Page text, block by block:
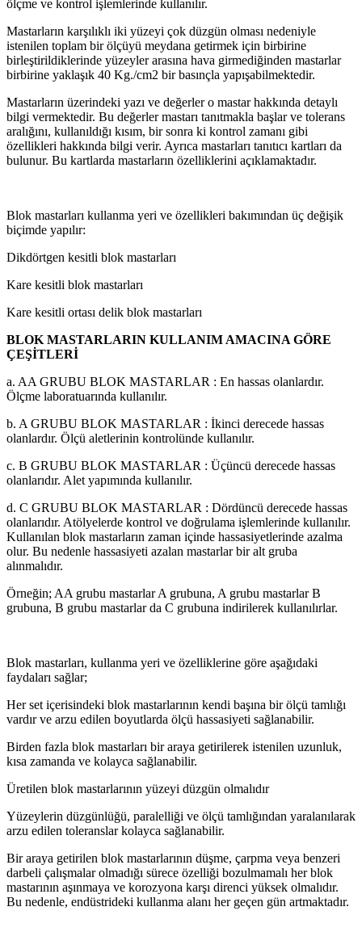
ölçme ve kontrol işlemlerinde kullanılır.
Mastarların karşılıklı iki yüzeyi çok düzgün olması nedeniyle
istenilen toplam bir ölçüyü meydana getirmek için birbirine
birleştirildiklerinde yüzeyler arasına hava girmediğinden mastarlar
birbirine yaklaşık 40 Kg./cm2 bir basınçla yapışabilmektedir.
Mastarların üzerindeki yazı ve değerler o mastar hakkında detaylı
bilgi vermektedir. Bu değerler mastarı tanıtmakla başlar ve tolerans
aralığını, kullanıldığı kısım, bir sonra ki kontrol zamanı gibi
özellikleri hakkında bilgi verir. Ayrıca mastarları tanıtıcı kartları da
bulunur. Bu kartlarda mastarların özelliklerini açıklamaktadır.
Blok mastarları kullanma yeri ve özellikleri bakımından üç değişik
biçimde yapılır:
Dikdörtgen kesitli blok mastarları
Kare kesitli blok mastarları
Kare kesitli ortası delik blok mastarları
BLOK MASTARLARIN KULLANIM AMACINA GÖRE
ÇEŞİTLERİ
a. AA GRUBU BLOK MASTARLAR : En hassas olanlardır.
Ölçme laboratuarında kullanılır.
b. A GRUBU BLOK MASTARLAR : İkinci derecede hassas
olanlardır. Ölçü aletlerinin kontrolünde kullanılır.
c. B GRUBU BLOK MASTARLAR : Üçüncü derecede hassas
olanlarıdır. Alet yapımında kullanılır.
d. C GRUBU BLOK MASTARLAR : Dördüncü derecede hassas
olanlarıdır. Atölyelerde kontrol ve doğrulama işlemlerinde kullanılır.
Kullanılan blok mastarların zaman içinde hassasiyetlerinde azalma
olur. Bu nedenle hassasiyeti azalan mastarlar bir alt gruba
alınmalıdır.
Örneğin; AA grubu mastarlar A grubuna, A grubu mastarlar B
grubuna, B grubu mastarlar da C grubuna indirilerek kullanılırlar.
Blok mastarları, kullanma yeri ve özelliklerine göre aşağıdaki
faydaları sağlar;
Her set içerisindeki blok mastarlarının kendi başına bir ölçü tamlığı
vardır ve arzu edilen boyutlarda ölçü hassasiyeti sağlanabilir.
Birden fazla blok mastarları bir araya getirilerek istenilen uzunluk,
kısa zamanda ve kolayca sağlanabilir.
Üretilen blok mastarlarının yüzeyi düzgün olmalıdır
Yüzeylerin düzgünlüğü, paralelliği ve ölçü tamlığından yaralanılarak
arzu edilen toleranslar kolayca sağlanabilir.
Bir araya getirilen blok mastarlarının düşme, çarpma veya benzeri
darbeli çalışmalar olmadığı sürece özelliği bozulmamalı her blok
mastarının aşınmaya ve korozyona karşı direnci yüksek olmalıdır.
Bu nedenle, endüstrideki kullanma alanı her geçen gün artmaktadır.